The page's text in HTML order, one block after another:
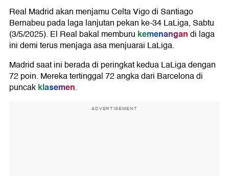
Real Madrid akan menjamu Celta Vigo di Santiago
Bernabeu pada laga lanjutan pekan ke-34 LaLiga, Sabtu
(3/5/2025). El Real bakal memburu kemenangandi laga
ini demi terus menjaga asa menjuarai LaLiga.
Madrid saat ini berada di peringkat kedua LaLiga dengan
72 poin. Mereka tertinggal 72 angka dari Barcelona di
puncakklasemen.
ADVERTISEMENT